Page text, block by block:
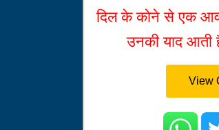
दिल के कोने से एक
उनकी याद आती
View